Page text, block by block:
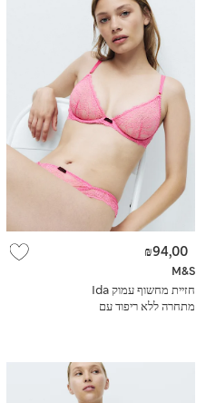
M&S
חזיית מחשוף עמוק Ida
מתחרה ללא ריפוד עם
₪94,00